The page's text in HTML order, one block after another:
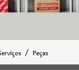
Peças